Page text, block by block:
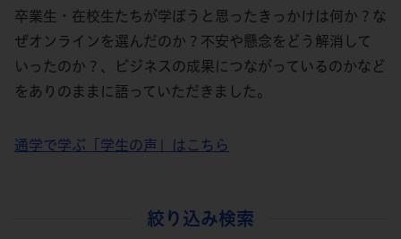
卒業生・在校生たちが学ぼうと思ったきっかけは何か？な
ぜオンラインを選んだのか？不安や懸念をどう解消して
いったのか？、ビジネスの成果につながっているのかなど
をありのままに語っていただきました。
通学で学ぶ「学生の声」はこちら
絞り込み検索